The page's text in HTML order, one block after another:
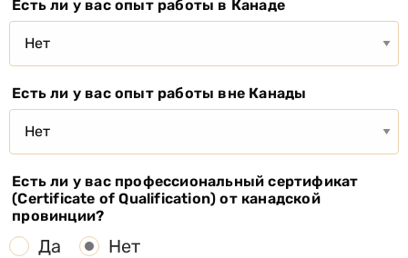
Есть ли у вас опыт работы в Канаде
Есть ли у вас опыт работы вне Канады
Есть ли у вас профессиональный сертификат
(Certificate of Qualification) от канадской
провинции?
Да Нет